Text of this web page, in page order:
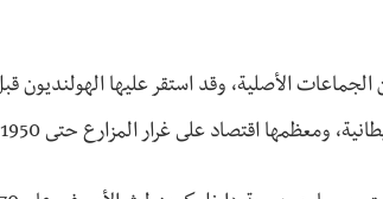
الأصلية، وقد استقر عليها الهولنديون
ومعظمها اقتصاد على غرار المزارع حتى 1950.